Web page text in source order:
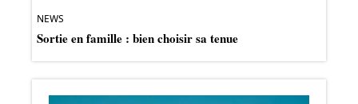
NEWS
Sortie en famille : bien choisir sa tenue